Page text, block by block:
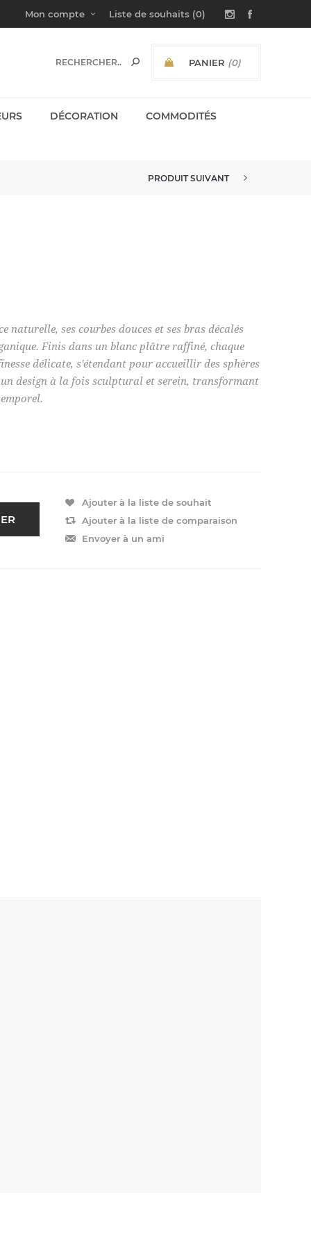
Mon compte Liste de souhaits (0)
PANIER (0)
DÉCORATION COMMODITÉS
PRODUIT SUIVANT
naturelle, ses courbes douces et ses bras décalés
Finis dans un blanc plâtre raffiné, chaque
délicate, s'étendant pour accueillir des sphères
design à la fois sculptural et serein, transformant